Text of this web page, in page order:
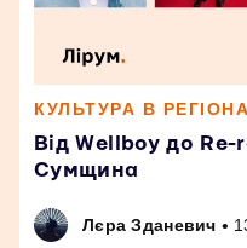
КУЛЬТУРА В
Від Wellboy до Re-
Сумщина
Лєра Зданевич •